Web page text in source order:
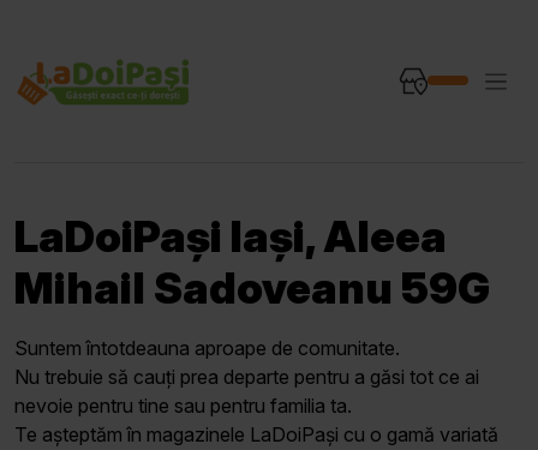
LaDoiPași Iași, Aleea
Mihail Sadoveanu 59G
Suntem întotdeauna aproape de comunitate.
Nu trebuie să cauți prea departe pentru a găsi tot ce ai
nevoie pentru tine sau pentru familia ta.
Te așteptăm în magazinele LaDoiPași cu o gamă variată